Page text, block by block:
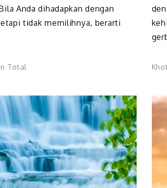
Anda dihadapkan dengan
tidak memi­lihnya, berarti
Total